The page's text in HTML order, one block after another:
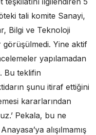
tali komite Sanayi,
Bilgi ve Teknoloji
görüşülmedi. Yine aktif
yapılamadan
Bu teklifin
şunu itiraf ettiğini
kararlarından
Pekala, bu ne
alışılmamış